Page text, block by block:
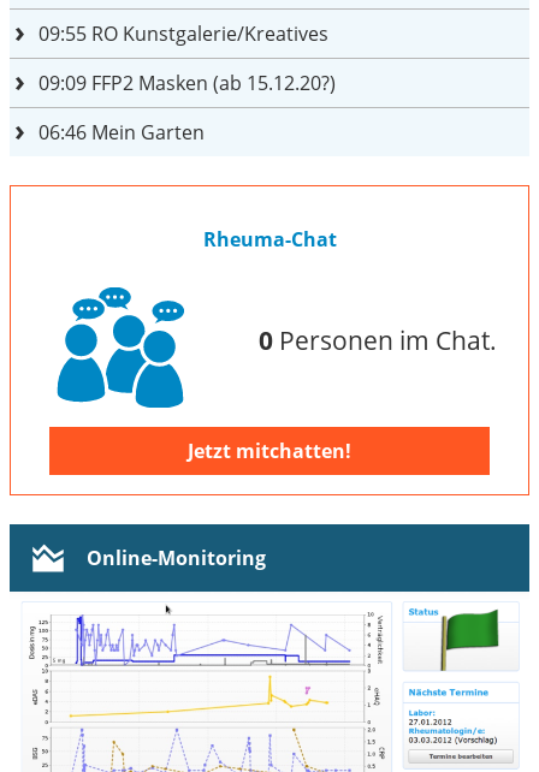
09:55 RO Kunstgalerie/Kreatives
09:09 FFP2 Masken (ab 15.12.20?)
06:46 Mein Garten
Rheuma-Chat
0Personen im Chat.
Jetzt mitchatten!
Online-Monitoring